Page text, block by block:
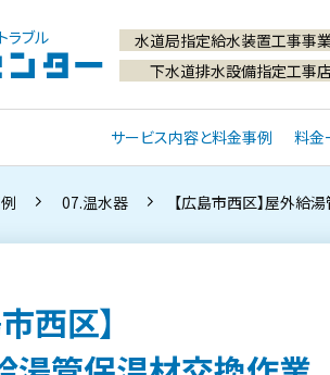
ラブル
ー
サービス内容と料金事例 料金
水道局指定給水装置工事事
下水道排水設備指定工事
07.温水器 【広島市西区】屋外給
西区】